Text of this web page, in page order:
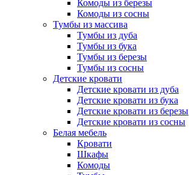
Комоды из березы
Комоды из сосны
Тумбы из массива
Тумбы из дуба
Тумбы из бука
Тумбы из березы
Тумбы из сосны
Детские кровати
Детские кровати из дуба
Детские кровати из бука
Детские кровати из березы
Детские кровати из сосны
Белая мебель
Кровати
Шкафы
Комоды